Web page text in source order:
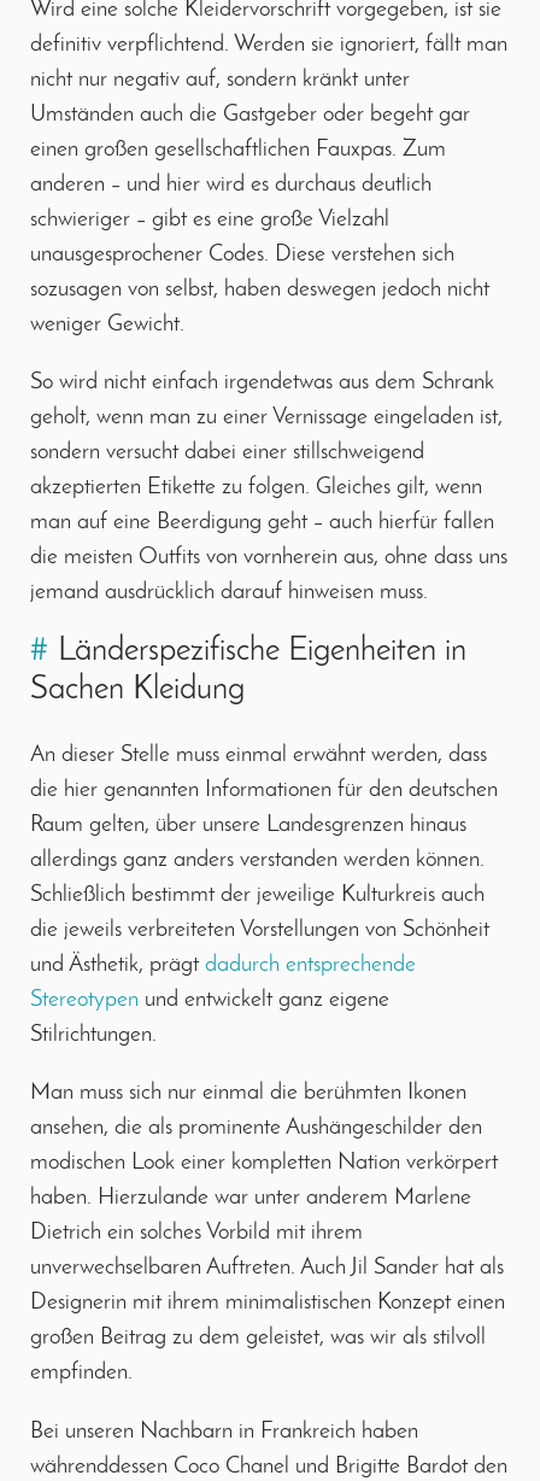
Wird eine solche Kleidervorschrift vorgegeben, ist sie
definitiv verpflichtend. Werden sie ignoriert, fällt man
nicht nur negativ auf, sondern kränkt unter
Umständen auch die Gastgeber oder begeht gar
einen großen gesellschaftlichen Fauxpas. Zum
anderen – und hier wird es durchaus deutlich
schwieriger – gibt es eine große Vielzahl
unausgesprochener Codes. Diese verstehen sich
sozusagen von selbst, haben deswegen jedoch nicht
weniger Gewicht.
So wird nicht einfach irgendetwas aus dem Schrank
geholt, wenn man zu einer Vernissage eingeladen ist,
sondern versucht dabei einer stillschweigend
akzeptierten Etikette zu folgen. Gleiches gilt, wenn
man auf eine Beerdigung geht – auch hierfür fallen
die meisten Outfits von vornherein aus, ohne dass uns
jemand ausdrücklich darauf hinweisen muss.
# Länderspezifische Eigenheiten in
Sachen Kleidung
An dieser Stelle muss einmal erwähnt werden, dass
die hier genannten Informationen für den deutschen
Raum gelten, über unsere Landesgrenzen hinaus
allerdings ganz anders verstanden werden können.
Schließlich bestimmt der jeweilige Kulturkreis auch
die jeweils verbreiteten Vorstellungen von Schönheit
und Ästhetik, prägt dadurch entsprechende
Stereotypen und entwickelt ganz eigene
Stilrichtungen.
Man muss sich nur einmal die berühmten Ikonen
ansehen, die als prominente Aushängeschilder den
modischen Look einer kompletten Nation verkörpert
haben. Hierzulande war unter anderem Marlene
Dietrich ein solches Vorbild mit ihrem
unverwechselbaren Auftreten. Auch Jil Sander hat als
Designerin mit ihrem minimalistischen Konzept einen
großen Beitrag zu dem geleistet, was wir als stilvoll
empfinden.
Bei unseren Nachbarn in Frankreich haben
währenddessen Coco Chanel und Brigitte Bardot den